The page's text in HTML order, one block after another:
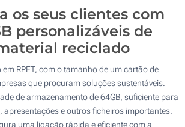
os seus clientes com
personalizáveis de
reciclado
RPET, com o tamanho de um cartão de
que procuram soluções sustentáveis.
de armazenamento de 64GB, suficiente para
e outros ficheiros importantes.
uma ligação rápida e eficiente com a